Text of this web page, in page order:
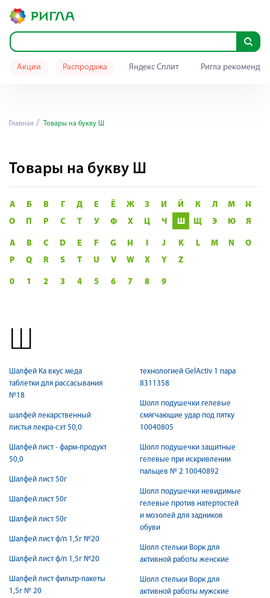
Акции Распродажа Яндекс Сплит Ригла
Главная Товары на букву Ш
Товары на букву Ш
А Б В Г Д Е Ё Ж З И Й К Л М
Н
О
П Р С Т У Ф Х Ц Ч Ш Щ Э Ю Я
A B C D E F G H I J K L M N
O
P
Q R S T U V W X Y Z
0 1 2 3 4 5 6 7 8 9
Ш
Шалфей Ка вкус меда
таблетки для рассасывания
№18
шалфей лекарственный
листья лекра-сэт 50,0
Шалфей лист - фарм-продукт
50,0
Шалфей лист 50г
Шалфей лист 50г
Шалфей лист 50г
Шалфей лист ф/п 1,5г №20
Шалфей лист ф/п 1,5г №20
Шалфей лист фильтр-пакеты
1,5г № 20
технологией GelActiv 1 пара
8311358
Шолл подушечки гелевые
смягчающие удар под пятку
10040805
Шолл подушечки защитные
гелевые при искривлении
пальцев № 2 10040892
Шолл подушечки невидимые
гелевые против натертостей
и мозолей для задников
обуви
Шолл стельки Ворк для
активной работы женские
Шолл стельки Ворк для
активной работы мужские